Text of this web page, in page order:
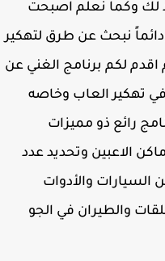
وكما نعلم اصبحت
نبحث عن طرق لتهكير
لكم برنامج الغني عن
العاب وخاصه
رائع ذو مميزات
وتحديد عدد
والأدوات
والطيران في الجو